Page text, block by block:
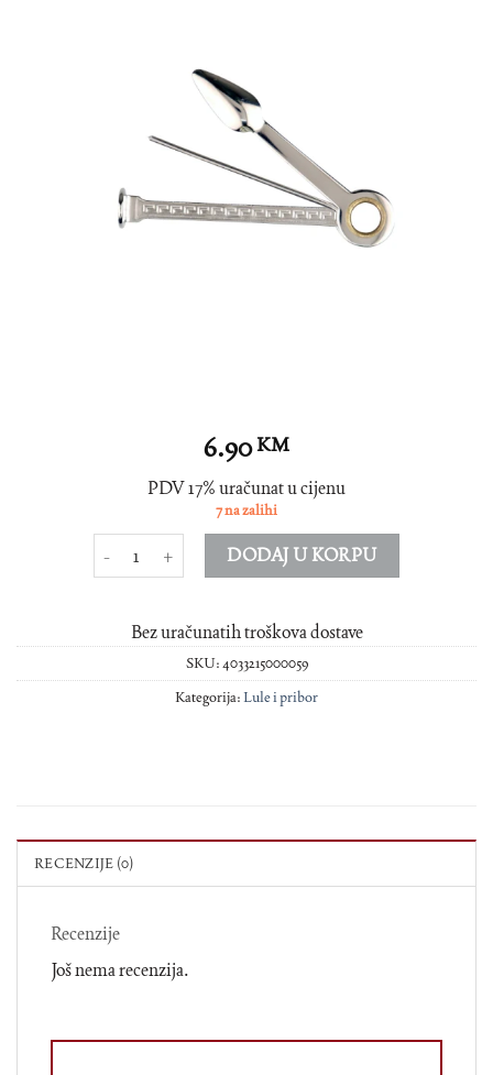
6.90KM
PDV 17% uračunat u cijenu
7 na zalihi
Pribor za lulu nikal urezani 3 dijela količina
DODAJ U KORPU
Bez uračunatih troškova dostave
SKU:4033215000059
Kategorija:Lule i pribor
RECENZIJE (0)
Recenzije
Još nema recenzija.